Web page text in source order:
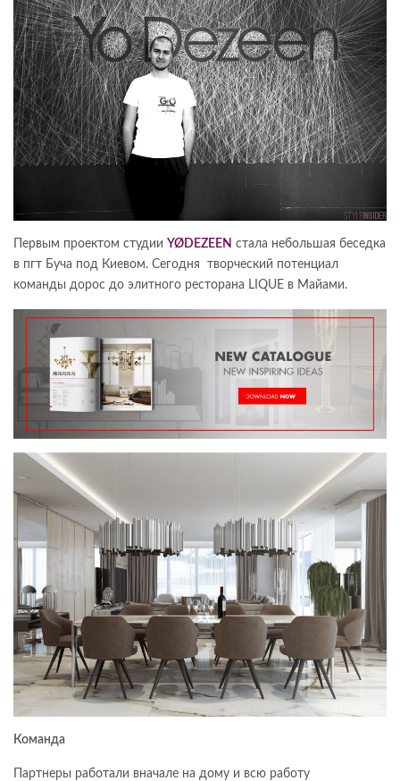
Первым проектом студии YØDEZEEN стала небольшая беседка
в пгт Буча под Киевом. Сегодня творческий потенциал
команды дорос до элитного ресторана LIQUE в Майами.
Команда
Партнеры работали вначале на дому и всю работу